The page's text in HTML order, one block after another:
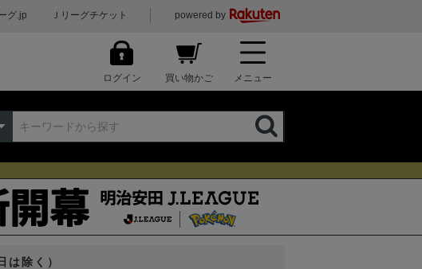
グ.jp Ｊリーグチケット powered by
ログイン 買い物かご メニュー
は除く）